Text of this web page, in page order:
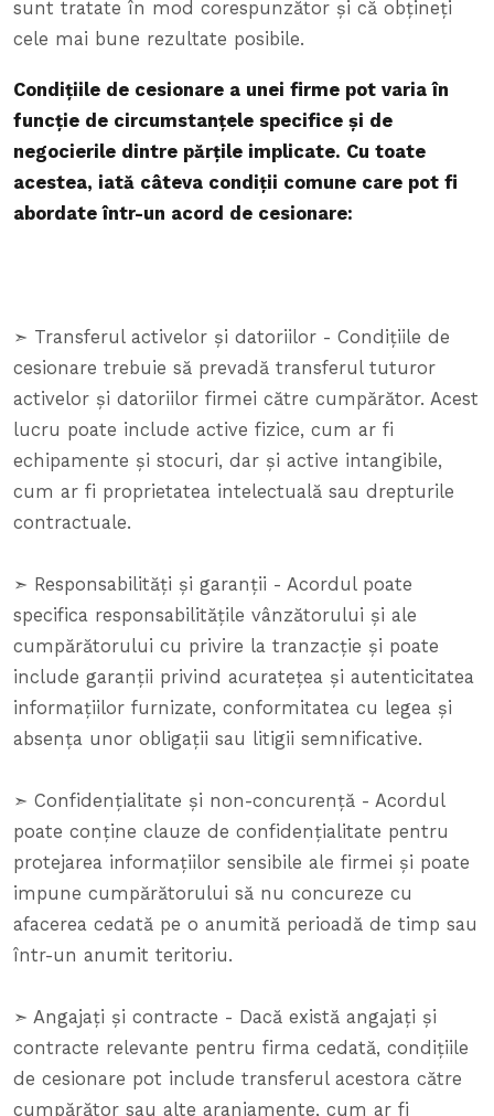
sunt tratate în mod corespunzător și că obțineți
cele mai bune rezultate posibile.
Condițiile de cesionare a unei firme pot varia în
funcție de circumstanțele specifice și de
negocierile dintre părțile implicate. Cu toate
acestea, iată câteva condiții comune care pot fi
abordate într-un acord de cesionare:
➣ Transferul activelor și datoriilor - Condițiile de
cesionare trebuie să prevadă transferul tuturor
activelor și datoriilor firmei către cumpărător. Acest
lucru poate include active fizice, cum ar fi
echipamente și stocuri, dar și active intangibile,
cum ar fi proprietatea intelectuală sau drepturile
contractuale.
➣ Responsabilități și garanții - Acordul poate
specifica responsabilitățile vânzătorului și ale
cumpărătorului cu privire la tranzacție și poate
include garanții privind acuratețea și autenticitatea
informațiilor furnizate, conformitatea cu legea și
absența unor obligații sau litigii semnificative.
➣ Confidențialitate și non-concurență - Acordul
poate conține clauze de confidențialitate pentru
protejarea informațiilor sensibile ale firmei și poate
impune cumpărătorului să nu concureze cu
afacerea cedată pe o anumită perioadă de timp sau
într-un anumit teritoriu.
➣ Angajați și contracte - Dacă există angajați și
contracte relevante pentru firma cedată, condițiile
de cesionare pot include transferul acestora către
cumpărător sau alte aranjamente, cum ar fi